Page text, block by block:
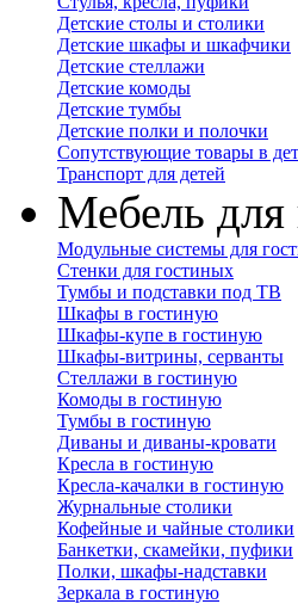
Детские столы и столики
Детские шкафы и шкафчики
Детские стеллажи
Детские комоды
Детские тумбы
Детские полки и полочки
Сопутствующие товары в
Транспорт для детей
Мебель для
Модульные системы для
Стенки для гостиных
Тумбы и подставки под ТВ
Шкафы в гостиную
Шкафы-купе в гостиную
Шкафы-витрины, серванты
Стеллажи в гостиную
Комоды в гостиную
Тумбы в гостиную
Диваны и диваны-кровати
Кресла в гостиную
Кресла-качалки в гостиную
Журнальные столики
Кофейные и чайные столики
Банкетки, скамейки, пуфики
Полки, шкафы-надставки
Зеркала в гостиную